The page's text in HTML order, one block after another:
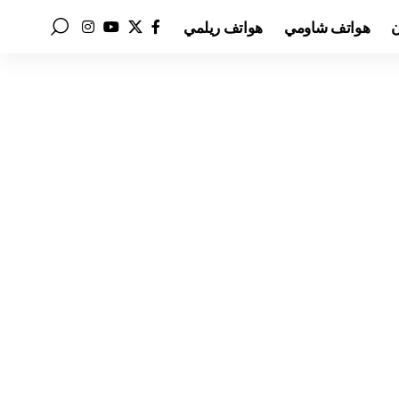
هواتف شاومي هواتف ريلمي